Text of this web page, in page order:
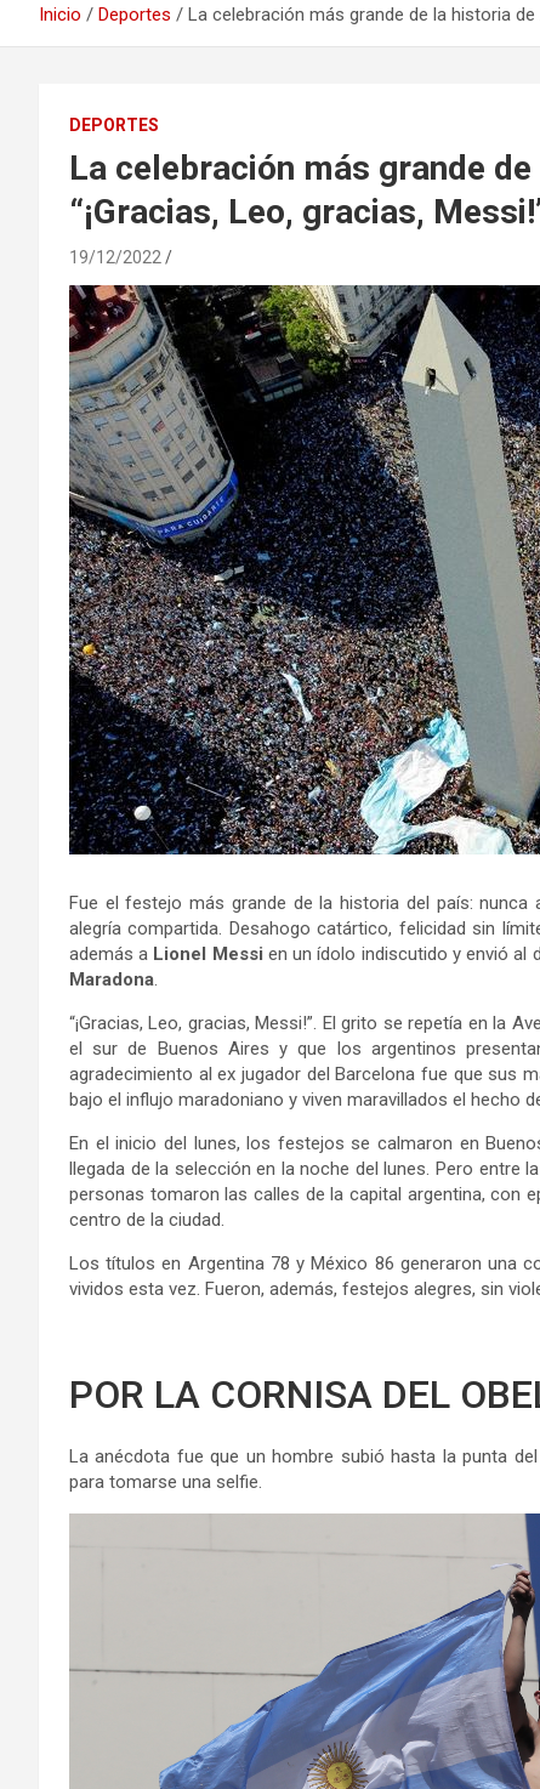
Inicio Deportes La celebración más grande de la historia de
DEPORTES
La celebración más grande
“¡Gracias, Leo, gracias,
19/12/2022
Fue el festejo más grande de la historia del país:
alegría compartida. Desahogo catártico, felicidad sin
además a Lionel Messi en un ídolo indiscutido y envió al
Maradona.
“¡Gracias, Leo, gracias, Messi!”. El grito se repetía en la
el sur de Buenos Aires y que los argentinos
agradecimiento al ex jugador del Barcelona fue que sus
bajo el influjo maradoniano y viven maravillados el hecho
En el inicio del lunes, los festejos se calmaron en
llegada de la selección en la noche del lunes. Pero entre
personas tomaron las calles de la capital argentina, con
centro de la ciudad.
Los títulos en Argentina 78 y México 86 generaron una
vividos esta vez. Fueron, además, festejos alegres, sin
POR LA CORNISA DEL
La anécdota fue que un hombre subió hasta la punta
para tomarse una selfie.